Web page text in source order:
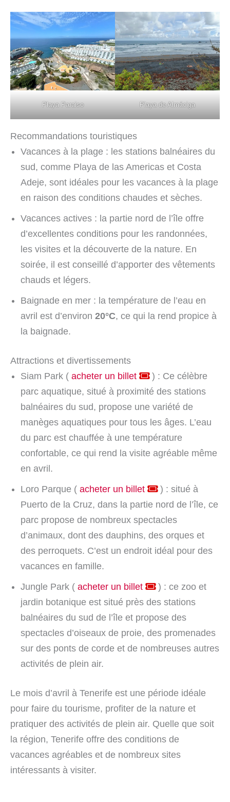
Playa Paraiso Playa de Almáciga
Recommandations touristiques
Vacances à la plage : les stations balnéaires du
sud, comme Playa de las Americas et Costa
Adeje, sont idéales pour les vacances à la plage
en raison des conditions chaudes et sèches.
Vacances actives : la partie nord de l’île offre
d’excellentes conditions pour les randonnées,
les visites et la découverte de la nature. En
soirée, il est conseillé d’apporter des vêtements
chauds et légers.
Baignade en mer : la température de l’eau en
avril est d’environ 20°C, ce qui la rend propice à
la baignade.
Attractions et divertissements
Siam Park ( acheter un billet
) : Ce célèbre
parc aquatique, situé à proximité des stations
balnéaires du sud, propose une variété de
manèges aquatiques pour tous les âges. L’eau
du parc est chauffée à une température
confortable, ce qui rend la visite agréable même
en avril.
Loro Parque ( acheter un billet
) : situé à
Puerto de la Cruz, dans la partie nord de l’île, ce
parc propose de nombreux spectacles
d’animaux, dont des dauphins, des orques et
des perroquets. C’est un endroit idéal pour des
vacances en famille.
Jungle Park ( acheter un billet
) : ce zoo et
jardin botanique est situé près des stations
balnéaires du sud de l’île et propose des
spectacles d’oiseaux de proie, des promenades
sur des ponts de corde et de nombreuses autres
activités de plein air.
Le mois d’avril à Tenerife est une période idéale
pour faire du tourisme, profiter de la nature et
pratiquer des activités de plein air. Quelle que soit
la région, Tenerife offre des conditions de
vacances agréables et de nombreux sites
intéressants à visiter.